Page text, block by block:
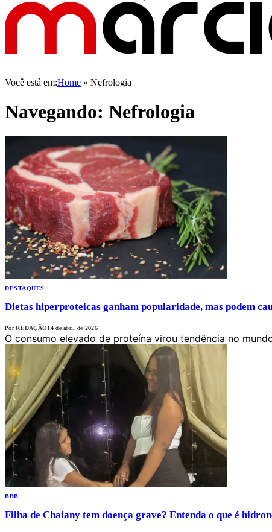
Você está em:Home » Nefrologia
Navegando: Nefrologia
DESTAQUES
Dietas hiperproteicas ganham popularidade, mas podem
Por REDAÇÃO14 de abril de 2026
O consumo elevado de proteína virou tendência no
BBB
Filha de Chaiany tem doença grave? Entenda o que é